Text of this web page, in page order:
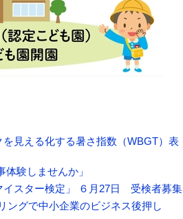
見える化する暑さ指数（WBGT）表
験しませんか」
イスター検定」 ６月27日 受検者募集
グで中小企業のビジネス後押し